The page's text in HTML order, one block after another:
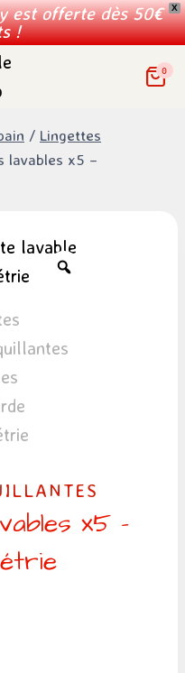
X
est offerte dès 50€
!
0
/ Lingettes
lavables x5 –
x5 –